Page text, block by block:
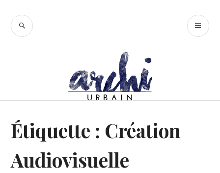
contenu
RECHERCHE
Étiquette : Création
Audiovisuelle